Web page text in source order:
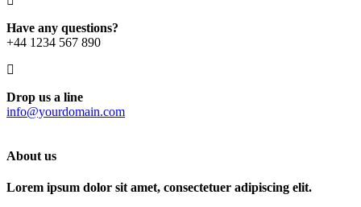
Have any questions?
+44 1234 567 890
Drop us a line
info@yourdomain.com
About us
Lorem ipsum dolor sit amet, consectetuer adipiscing elit.